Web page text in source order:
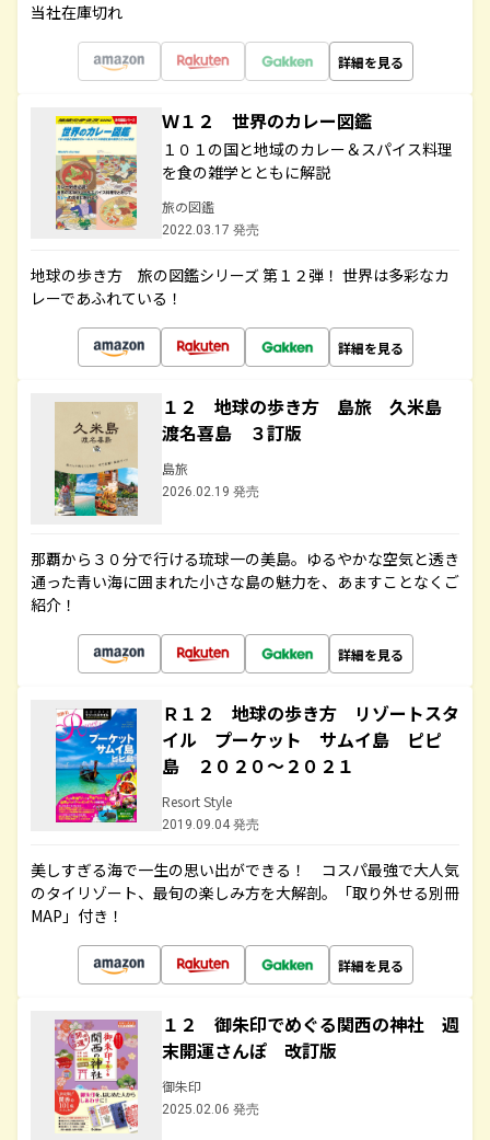
当社在庫切れ
詳細を見る
Ｗ１２ 世界のカレー図鑑
１０１の国と地域のカレー＆スパイス料理
を食の雑学とともに解説
旅の図鑑
2022.03.17 発売
地球の歩き方 旅の図鑑シリーズ 第１２弾！ 世界は多彩なカ
レーであふれている！
詳細を見る
１２ 地球の歩き方 島旅 久米島
渡名喜島 ３訂版
島旅
2026.02.19 発売
那覇から３０分で行ける琉球一の美島。ゆるやかな空気と透き
通った青い海に囲まれた小さな島の魅力を、あますことなくご
紹介！
詳細を見る
Ｒ１２ 地球の歩き方 リゾートスタ
イル プーケット サムイ島 ピピ
島 ２０２０～２０２１
Resort Style
2019.09.04 発売
美しすぎる海で一生の思い出ができる！ コスパ最強で大人気
のタイリゾート、最旬の楽しみ方を大解剖。「取り外せる別冊
MAP」付き！
詳細を見る
１２ 御朱印でめぐる関西の神社 週
末開運さんぽ 改訂版
御朱印
2025.02.06 発売